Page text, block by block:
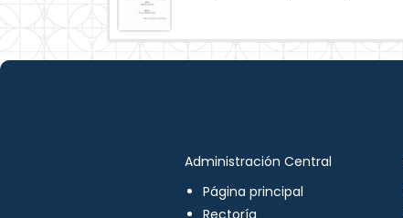
Administración Central
Página principal
Rectoría